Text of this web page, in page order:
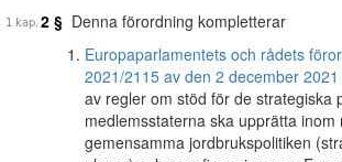
2 § Denna förordning kompletterar
Europaparlamentets och rådets
2021/2115 av den 2 december 2021
av regler om stöd för de strategiska
medlemsstaterna ska upprätta inom
gemensamma jordbrukspolitiken